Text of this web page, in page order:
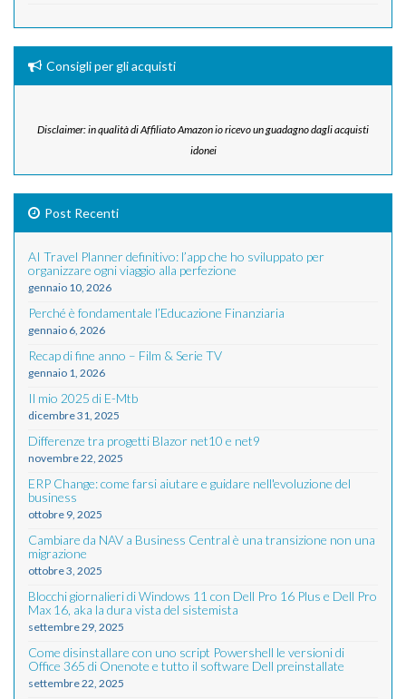
Consigli per gli acquisti
Disclaimer: in qualità di Affiliato Amazon io ricevo un guadagno dagli acquisti
idonei
Post Recenti
AI Travel Planner definitivo: l’app che ho sviluppato per
organizzare ogni viaggio alla perfezione
gennaio 10, 2026
Perché è fondamentale l’Educazione Finanziaria
gennaio 6, 2026
Recap di fine anno – Film & Serie TV
gennaio 1, 2026
Il mio 2025 di E-Mtb
dicembre 31, 2025
Differenze tra progetti Blazor net10 e net9
novembre 22, 2025
ERP Change: come farsi aiutare e guidare nell'evoluzione del
business
ottobre 9, 2025
Cambiare da NAV a Business Central è una transizione non una
migrazione
ottobre 3, 2025
Blocchi giornalieri di Windows 11 con Dell Pro 16 Plus e Dell Pro
Max 16, aka la dura vista del sistemista
settembre 29, 2025
Come disinstallare con uno script Powershell le versioni di
Office 365 di Onenote e tutto il software Dell preinstallate
settembre 22, 2025